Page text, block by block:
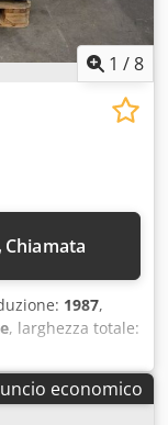
1 /8
Chiamata
1987,
, larghezza totale:
di riscontro
di riscontro:
economico